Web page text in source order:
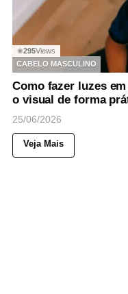
◉295Views
CABELO MASCULINO
Como fazer luzes
o visual de forma
25/06/2026
Veja Mais